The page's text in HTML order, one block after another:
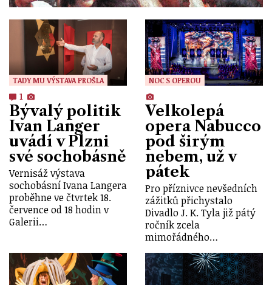
TADY MU VÝSTAVA PROŠLA
1
Bývalý politik
Ivan Langer
uvádí v Plzni
své sochobásně
Vernisáž výstava
sochobásní Ivana Langera
proběhne ve čtvrtek 18.
července od 18 hodin v
Galerii…
NOC S OPEROU
Velkolepá
opera Nabucco
pod širým
nebem, už v
pátek
Pro příznivce nevšedních
zážitků přichystalo
Divadlo J. K. Tyla již pátý
ročník zcela
mimořádného…